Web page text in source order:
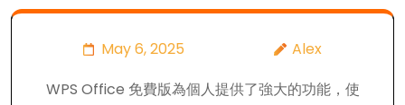
May 6, 2025
Alex
WPS Office 免費版為個人提供了強大的功能，使